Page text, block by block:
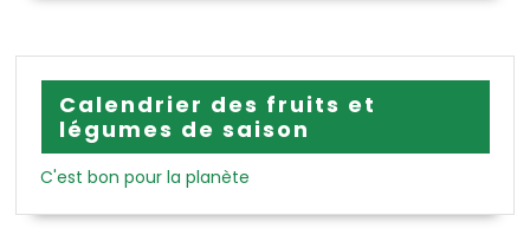
Calendrier des fruits et
légumes de saison
C'est bon pour la planète